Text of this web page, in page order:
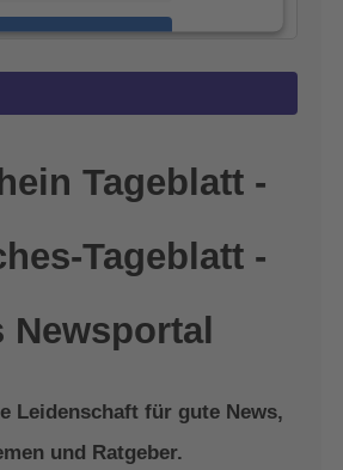
Akzeptieren
Tageblatt -
Tageblatt -
Newsportal
Leidenschaft für gute News,
und Ratgeber.